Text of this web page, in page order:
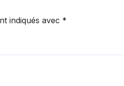
indiqués avec *